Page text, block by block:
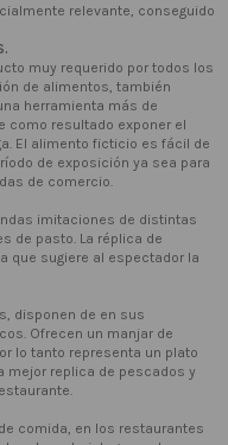
relevante, conseguido
muy requerido por todos los
de alimentos, también
herramienta más de
como resultado exponer el
El alimento ficticio es fácil de
de exposición ya sea para
de comercio.
imitaciones de distintas
de pasto. La réplica de
que sugiere al espectador la
disponen de en sus
Ofrecen un manjar de
lo tanto representa un plato
mejor replica de pescados y
comida, en los restaurantes